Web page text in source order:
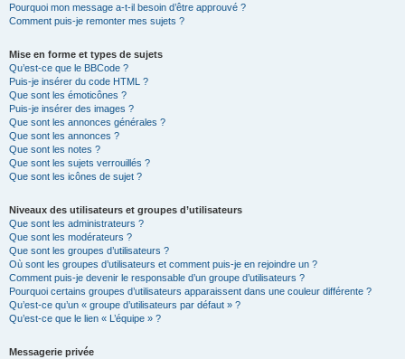
Pourquoi mon message a-t-il besoin d’être approuvé ?
Comment puis-je remonter mes sujets ?
Mise en forme et types de sujets
Qu’est-ce que le BBCode ?
Puis-je insérer du code HTML ?
Que sont les émoticônes ?
Puis-je insérer des images ?
Que sont les annonces générales ?
Que sont les annonces ?
Que sont les notes ?
Que sont les sujets verrouillés ?
Que sont les icônes de sujet ?
Niveaux des utilisateurs et groupes d’utilisateurs
Que sont les administrateurs ?
Que sont les modérateurs ?
Que sont les groupes d’utilisateurs ?
Où sont les groupes d’utilisateurs et comment puis-je en rejoindre un ?
Comment puis-je devenir le responsable d’un groupe d’utilisateurs ?
Pourquoi certains groupes d’utilisateurs apparaissent dans une couleur différente ?
Qu’est-ce qu’un « groupe d’utilisateurs par défaut » ?
Qu’est-ce que le lien « L’équipe » ?
Messagerie privée